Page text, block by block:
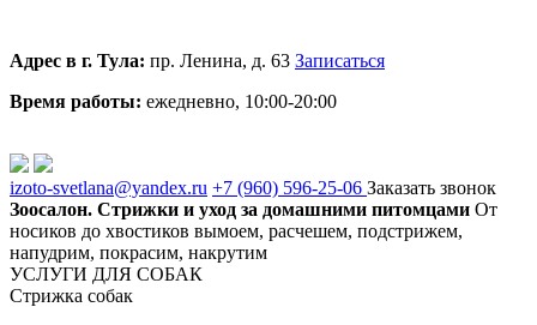
Адрес в г. Тула: пр. Ленина, д. 63 Записаться
Время работы: ежедневно, 10:00-20:00
izoto-svetlana@yandex.ru +7 (960) 596-25-06 Заказать звонок
Зоосалон. Стрижки и уход за домашними питомцами От
носиков до хвостиков вымоем, расчешем, подстрижем,
напудрим, покрасим, накрутим
УСЛУГИ ДЛЯ СОБАК
Стрижка собак